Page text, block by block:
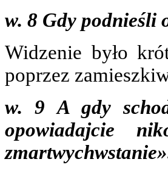
w. 8 Gdy podnieśli
Widzenie było
poprzez
w. 9 A gdy
opowiadajcie